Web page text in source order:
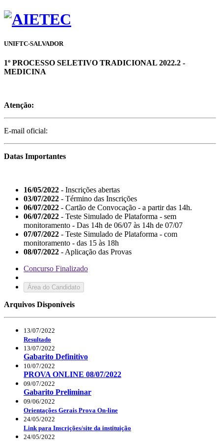
UNIFTC-SALVADOR
1º PROCESSO SELETIVO TRADICIONAL 2022.2 -
MEDICINA
Atenção:
E-mail oficial:
Datas Importantes
16/05/2022 - Inscrições abertas
03/07/2022 - Término das Inscrições
06/07/2022 - Cartão de Convocação - a partir das 14h.
06/07/2022 - Teste Simulado de Plataforma - sem
monitoramento - Das 14h de 06/07 às 14h de 07/07
07/07/2022 - Teste Simulado de Plataforma - com
monitoramento - das 15 às 18h
08/07/2022 - Aplicação das Provas
Concurso Finalizado
Área do Candidato
Arquivos Disponíveis
13/07/2022
Resultado
13/07/2022
Gabarito Definitivo
10/07/2022
PROVA ONLINE 08/07/2022
09/07/2022
Gabarito Preliminar
09/06/2022
Orientações Gerais Prova On-line
24/05/2022
Link para Inscrições/site da instituição
24/05/2022